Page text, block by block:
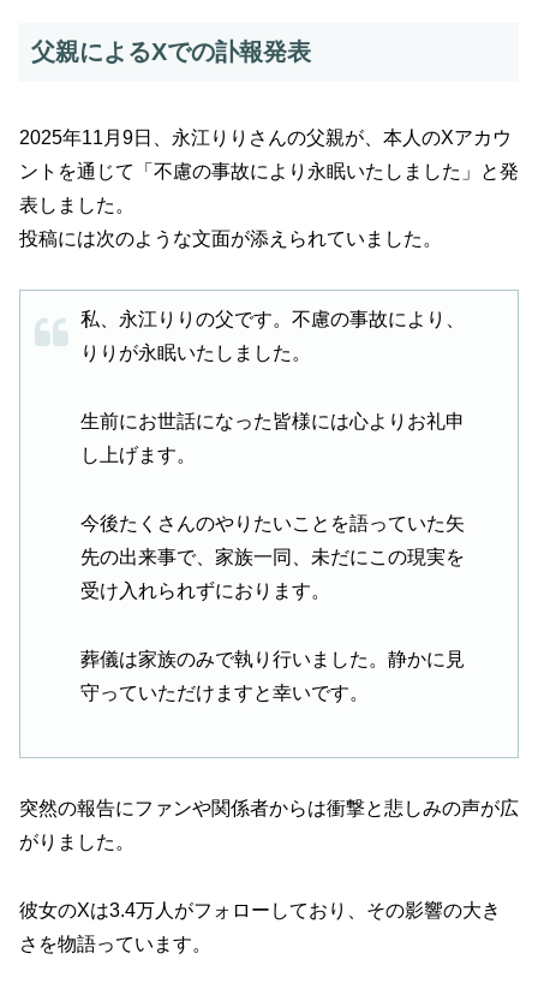
父親によるXでの訃報発表
2025年11月9日、永江りりさんの父親が、本人のXアカウ
ントを通じて「不慮の事故により永眠いたしました」と発
表しました。
投稿には次のような文面が添えられていました。
私、永江りりの父です。不慮の事故により、
りりが永眠いたしました。
生前にお世話になった皆様には心よりお礼申
し上げます。
今後たくさんのやりたいことを語っていた矢
先の出来事で、家族一同、未だにこの現実を
受け入れられずにおります。
葬儀は家族のみで執り行いました。静かに見
守っていただけますと幸いです。
突然の報告にファンや関係者からは衝撃と悲しみの声が広
がりました。
彼女のXは3.4万人がフォローしており、その影響の大き
さを物語っています。